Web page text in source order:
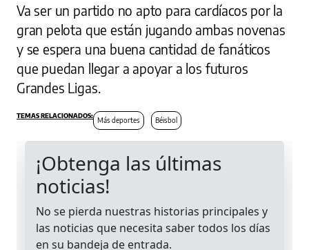
Va ser un partido no apto para cardíacos por la
gran pelota que están jugando ambas novenas
y se espera una buena cantidad de fanáticos
que puedan llegar a apoyar a los futuros
Grandes Ligas.
Más deportes Béisbol